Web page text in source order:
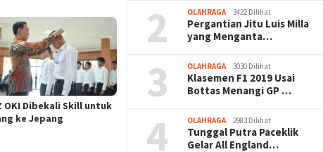
OKI Dibekali Skill untuk
ke Jepang
2 OLAHRAGA 3422 Dilihat
Pergantian Jitu Luis Milla
yang Menganta…
3 OLAHRAGA 3030 Dilihat
Klasemen F1 2019 Usai
Bottas Menangi GP …
4 OLAHRAGA 2983 Dilihat
Tunggal Putra Paceklik
Gelar All England…